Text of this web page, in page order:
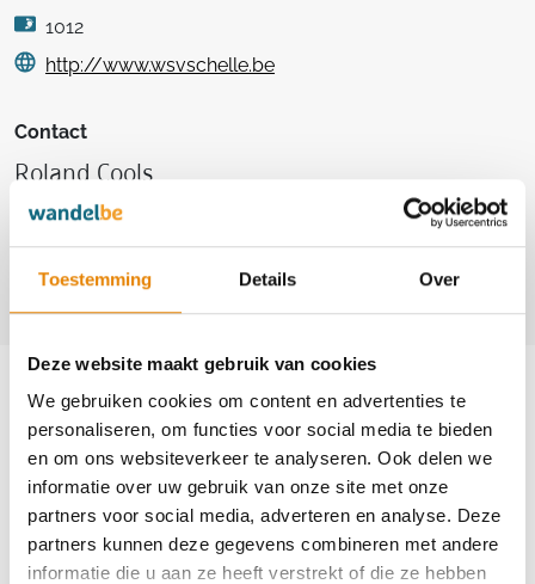
Toestemming Details Over
Deze website maakt gebruik van cookies
We gebruiken cookies om content en advertenties te
personaliseren, om functies voor social media te bieden
en om ons websiteverkeer te analyseren. Ook delen we
informatie over uw gebruik van onze site met onze
partners voor social media, adverteren en analyse. Deze
partners kunnen deze gegevens combineren met andere
informatie die u aan ze heeft verstrekt of die ze hebben
1012
http://www.wsvschelle.be
Contact
Roland Cools
+32(0)3 887 69 56
+32(0)497 43 48 45
cools.roland@telenet.be
Aankomende wandeltochten van deze
club
49e Wandeling door de Rupelstreek